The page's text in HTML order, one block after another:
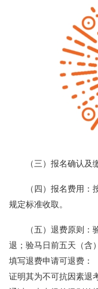
（三）报名确认
（四）报名费用：
规定标准收取。
（五）退费原则
退；验马日前五天（含
填写退费申请可退费：
证明其为不可抗因素